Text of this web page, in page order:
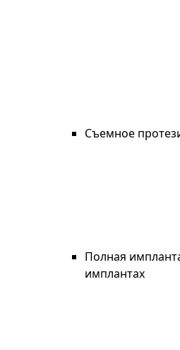
Съемное
Полная
имплантах